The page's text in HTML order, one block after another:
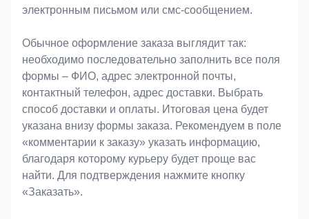
электронным письмом или смс-сообщением.
Обычное оформление заказа выглядит так:
необходимо последовательно заполнить все поля
формы – ФИО, адрес электронной почты,
контактный телефон, адрес доставки. Выбрать
способ доставки и оплаты. Итоговая цена будет
указана внизу формы заказа. Рекомендуем в поле
«комментарии к заказу» указать информацию,
благодаря которому курьеру будет проще вас
найти. Для подтверждения нажмите кнопку
«Заказать».